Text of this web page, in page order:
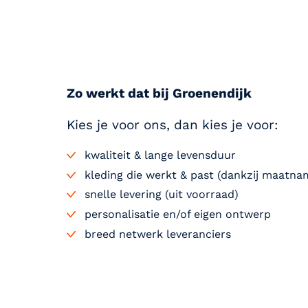
Zo werkt dat bij Groenendijk
Kies je voor ons, dan kies je voor:
kwaliteit & lange levensduur
kleding die werkt & past (dankzij
snelle levering (uit voorraad)
personalisatie en/of eigen ontwerp
breed netwerk leveranciers